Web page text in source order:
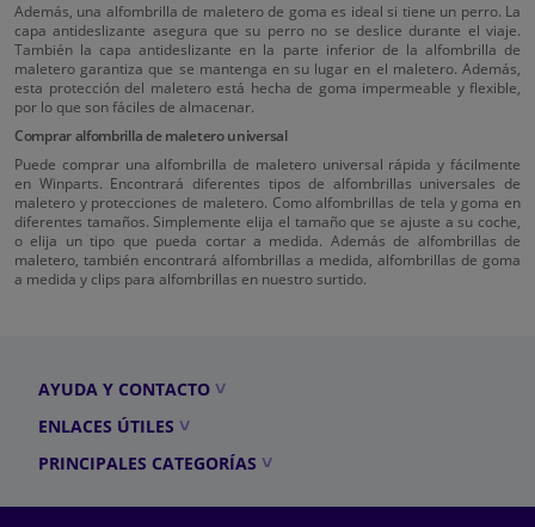
Además, una alfombrilla de maletero de goma es ideal si tiene un perro. La
capa antideslizante asegura que su perro no se deslice durante el viaje.
También la capa antideslizante en la parte inferior de la alfombrilla de
maletero garantiza que se mantenga en su lugar en el maletero. Además,
esta protección del maletero está hecha de goma impermeable y flexible,
por lo que son fáciles de almacenar.
Comprar alfombrilla de maletero universal
Puede comprar una alfombrilla de maletero universal rápida y fácilmente
en Winparts. Encontrará diferentes tipos de alfombrillas universales de
maletero y protecciones de maletero. Como alfombrillas de tela y goma en
diferentes tamaños. Simplemente elija el tamaño que se ajuste a su coche,
o elija un tipo que pueda cortar a medida. Además de alfombrillas de
maletero, también encontrará alfombrillas a medida, alfombrillas de goma
a medida y clips para alfombrillas en nuestro surtido.
AYUDA Y CONTACTO
ENLACES ÚTILES
PRINCIPALES CATEGORÍAS